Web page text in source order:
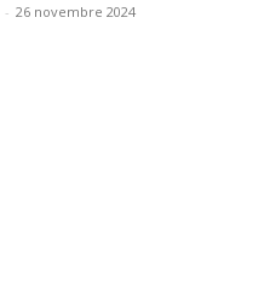
- 26 novembre 2024